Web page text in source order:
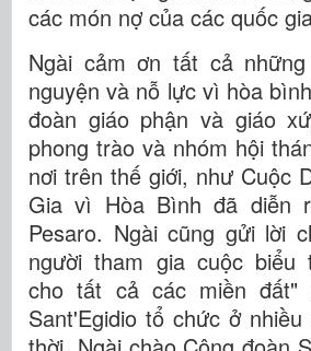
các món nợ của các quốc
Ngài cảm ơn tất cả
nguyện và nỗ lực vì hòa
đoàn giáo phận và giáo
phong trào và nhóm hội
nơi trên thế giới, như Cuộc
Gia vì Hòa Bình đã diễn
Pesaro. Ngài cũng gửi lời
người tham gia cuộc biểu
cho tất cả các miền đất"
Sant'Egidio tổ chức ở